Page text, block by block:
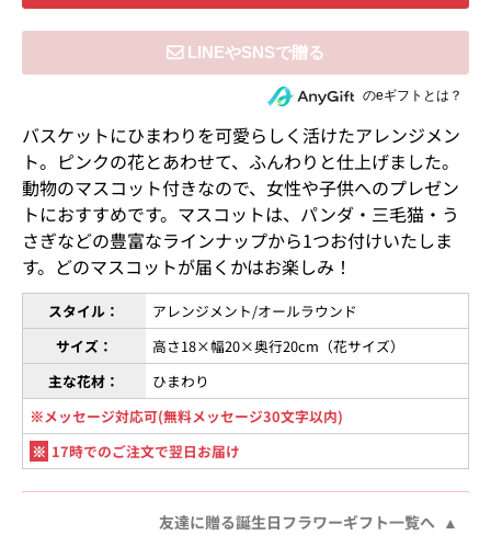
住所を知らない相手にeギフトで贈るのeギフトとは？
バスケットにひまわりを可愛らしく活けたアレンジメン
ト。ピンクの花とあわせて、ふんわりと仕上げました。
動物のマスコット付きなので、女性や子供へのプレゼン
トにおすすめです。マスコットは、パンダ・三毛猫・う
さぎなどの豊富なラインナップから1つお付けいたしま
す。どのマスコットが届くかはお楽しみ！
スタイル：
アレンジメント/オールラウンド
サイズ：
高さ18×幅20×奥行20cm（花サイズ）
主な花材：
ひまわり
※メッセージ対応可(無料メッセージ30文字以内)
※ 17時でのご注文で翌日お届け
友達に贈る誕生日フラワーギフト一覧へ